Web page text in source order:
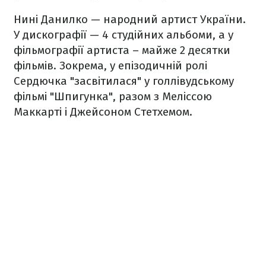
Нині Данилко — народний артист України.
У дискографії — 4 студійних альбоми, а у
фільмографії артиста – майже 2 десятки
фільмів. Зокрема, у епізодичній ролі
Сердючка "засвітилася" у голлівудському
фільмі "Шпигунка", разом з Меліссою
Маккарті і Джейсоном Стетхемом.